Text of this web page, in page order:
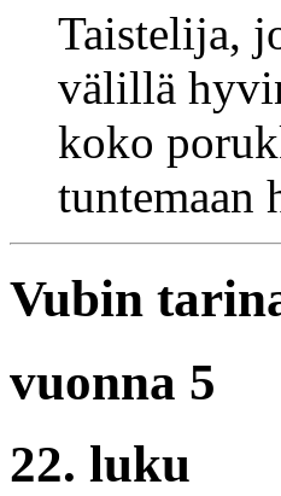
Taistelija,
välillä
koko
tuntemaan
Vubin
vuonna 5
22. luku